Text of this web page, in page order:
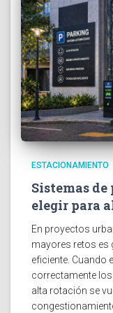
ESTACIONAMIENTO
Sistemas
elegir para
En proyectos
mayores retos es
eficiente. Cuando
correctamente
alta rotación se